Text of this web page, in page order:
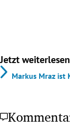
Jetzt weiterlesen
Markus Mraz ist